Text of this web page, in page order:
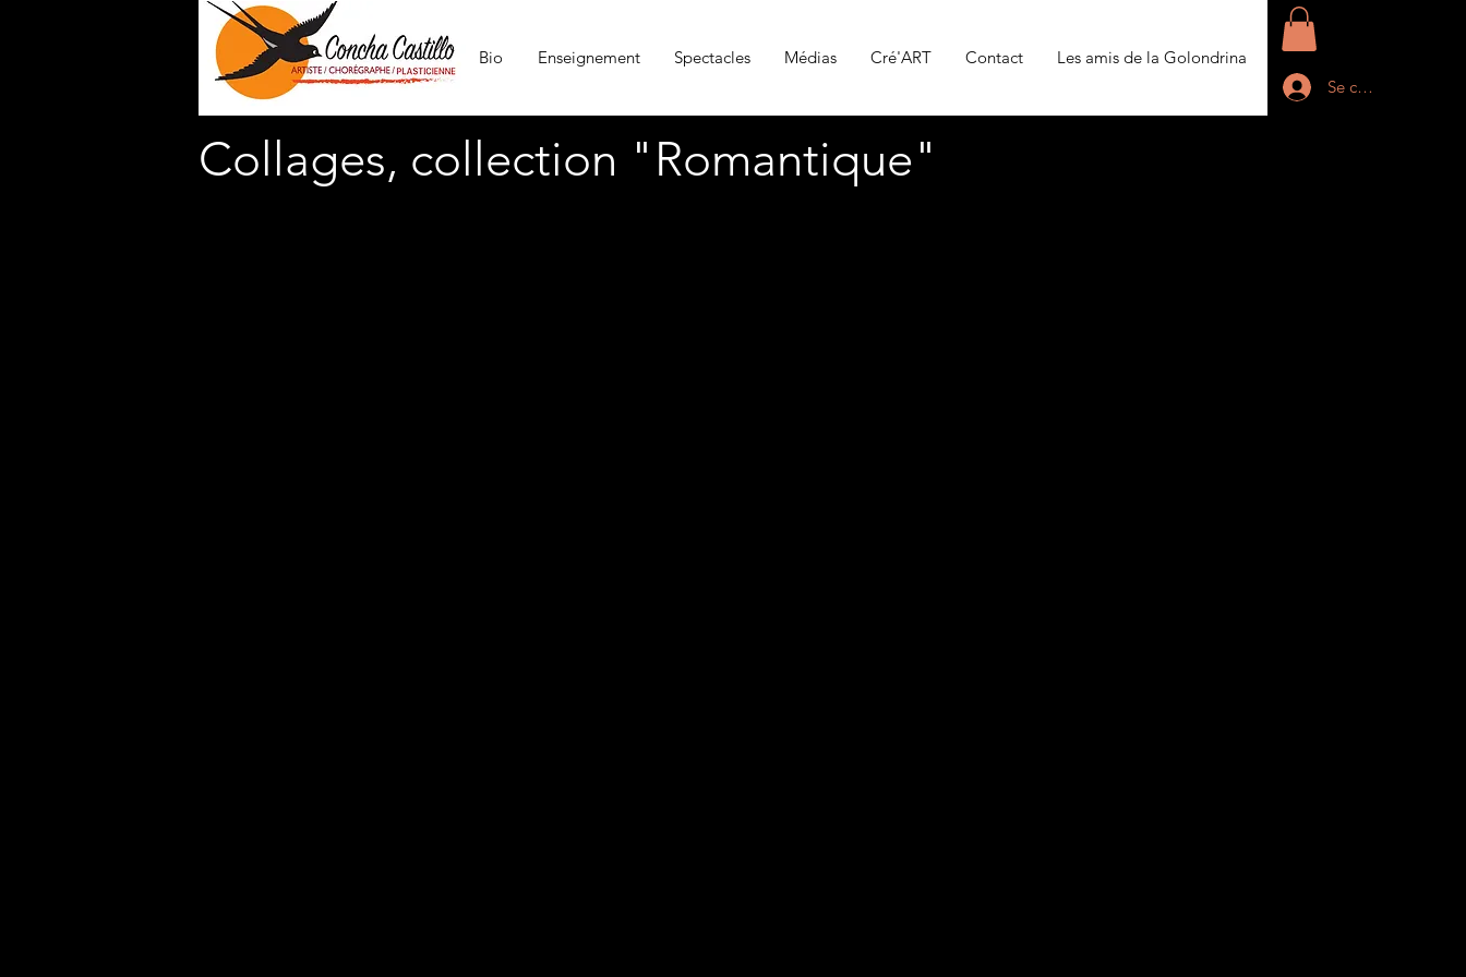
Bio Enseignement Spectacles Médias Cré'ART Contact
Les amis de la Golondrina
Se connecter
Collages, collection "Romantique"